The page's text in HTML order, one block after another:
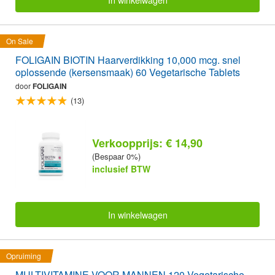
On Sale
FOLIGAIN BIOTIN Haarverdikking 10,000 mcg. snel
oplossende (kersensmaak) 60 Vegetarische Tablets
doorFOLIGAIN
(13)
Verkoopprijs: € 14,90
(Bespaar 0%)
inclusief BTW
In winkelwagen
Opruiming